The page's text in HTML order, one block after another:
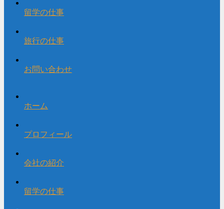
留学の仕事
旅行の仕事
お問い合わせ
ホーム
プロフィール
会社の紹介
留学の仕事